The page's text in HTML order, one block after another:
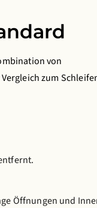
von
zum
Öffnungen und